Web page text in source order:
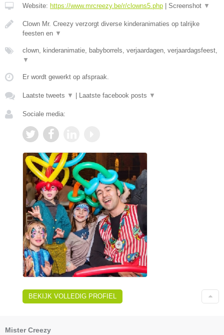
Website: https://www.mrcreezy.be/r/clowns5.php Screenshot ▼
Clown Mr. Creezy verzorgt diverse kinderanimaties op talrijke
feesten en ▼
clown, kinderanimatie, babyborrels, verjaardagen, verjaardagsfeest,
▼
Er wordt gewerkt op afspraak.
Laatste tweets ▼ Laatste facebook posts ▼
Sociale media:
BEKIJK VOLLEDIG PROFIEL
Mister Creezy